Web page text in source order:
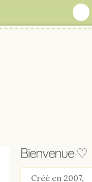
Bienvenue ♡
Créé en 2007,